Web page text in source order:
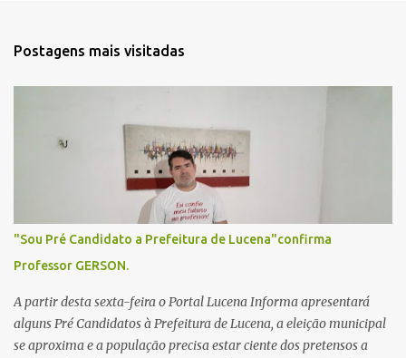
Postagens mais visitadas
"Sou Pré Candidato a Prefeitura de Lucena"confirma
Professor GERSON.
A partir desta sexta-feira o Portal Lucena Informa apresentará
alguns Pré Candidatos à Prefeitura de Lucena, a eleição municipal
se aproxima e a população precisa estar ciente dos pretensos a